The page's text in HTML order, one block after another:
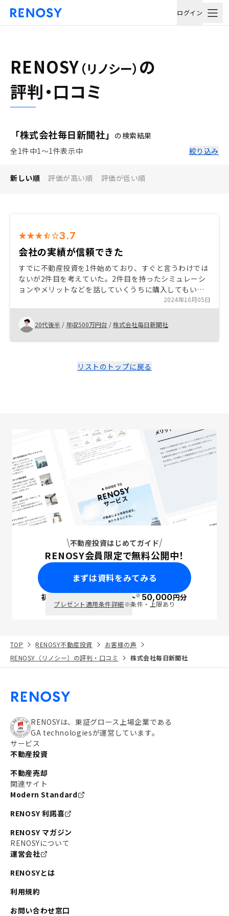
ログイン
RENOSY （リノシー） の
評判・口コミ
「株式会社毎日新聞社」 の検索結果
全1件中1〜1件表示中
絞り込み
新しい順 評価が高い順 評価が低い順
3.7
会社の実績が信頼できた
すでに不動産投資を1件始めており、すぐと言うわけでは
ないが2件目を考えていた。2件目を持ったシミュレーシ
ョンやメリットなどを話していくうちに購入してもいい
かなと思うようになり、会社の実績から信頼もできたの
で購入を決めた。
2024年10月05日
20代後半 / 年収500万円台 /株式会社毎日新聞社
リストのトップに戻る
不動産投資はじめてガイド
RENOSY会員限定で無料公開中！
まずは資料をみてみる
初回面談で ポイント※50,000円分
プレゼント適用条件詳細※条件・上限あり
TOP RENOSY不動産投資
お客様の声
RENOSY（リノシー）の評判・口コミ
株式会社毎日新聞社
RENOSYは、東証グロース上場企業である
GA technologiesが運営しています。
サービス
不動産投資
不動産売却
関連サイト
Modern Standard
RENOSY 利諾喜
RENOSY マガジン
RENOSYについて
運営会社
RENOSYとは
利用規約
お問い合わせ窓口